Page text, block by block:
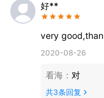
好**
very
2020-08-26
看海： 对
共3条回复